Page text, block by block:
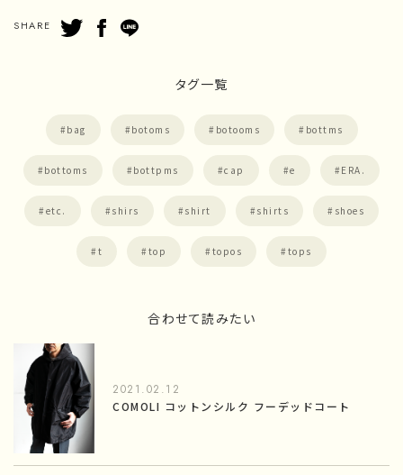
SHARE
タグ一覧
bag botoms botooms bottms
bottoms bottpms cap e ERA.
etc. shirs shirt shirts shoes
t top topos tops
合わせて読みたい
2021.02.12
COMOLI コットンシルク フーデッドコート